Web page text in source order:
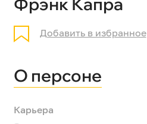
Добавить в избранное
О персоне
Карьера